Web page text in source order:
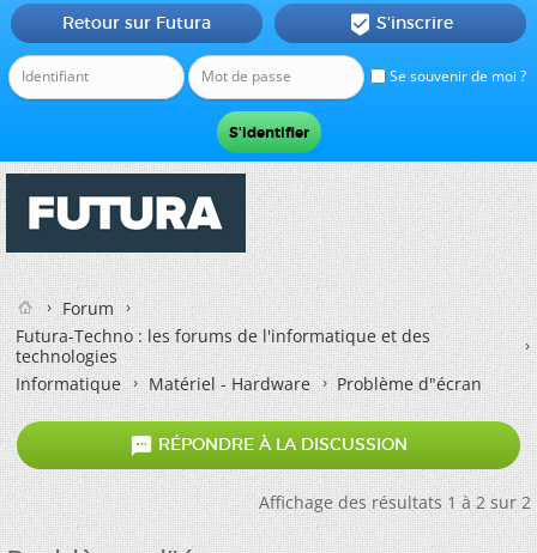
Se souvenir de moi ?
Retour sur Futura  S'inscrire
Forum
Futura-Techno : les forums de l'informatique et des
technologies
Informatique
Matériel - Hardware Problème d"écran
 RÉPONDRE À LA DISCUSSION
Affichage des résultats 1 à 2 sur 2